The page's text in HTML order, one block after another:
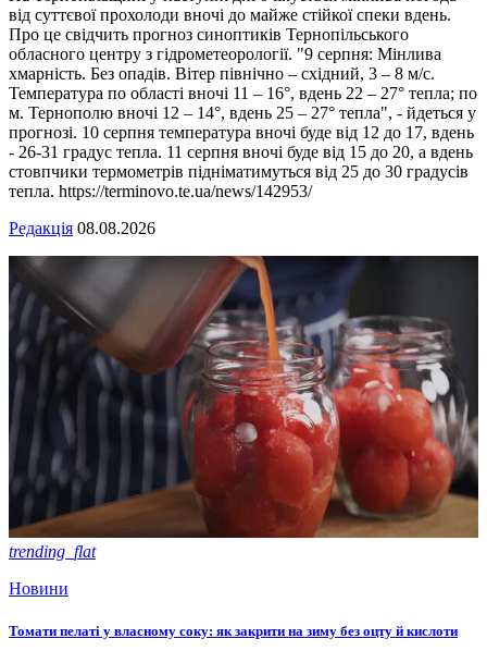
від суттєвої прохолоди вночі до майже стійкої спеки вдень.
Про це свідчить прогноз синоптиків Тернопільського
обласного центру з гідрометеорології. "9 серпня: Мінлива
хмарність. Без опадів. Вітер північно – східний, 3 – 8 м/с.
Температура по області вночі 11 – 16°, вдень 22 – 27° тепла; по
м. Тернополю вночі 12 – 14°, вдень 25 – 27° тепла", - йдеться у
прогнозі. 10 серпня температура вночі буде від 12 до 17, вдень
- 26-31 градус тепла. 11 серпня вночі буде від 15 до 20, а вдень
стовпчики термометрів підніматимуться від 25 до 30 градусів
тепла. https://terminovo.te.ua/news/142953/
Редакція 08.08.2026
trending_flat
Новини
Томати пелаті у власному соку: як закрити на зиму без оцту й кислоти